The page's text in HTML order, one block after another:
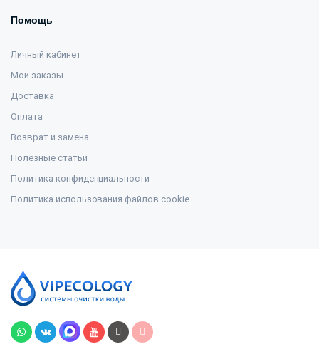
Помощь
Личный кабинет
Мои заказы
Доставка
Оплата
Возврат и замена
Полезные статьи
Политика конфиденциальности
Политика использования файлов cookie